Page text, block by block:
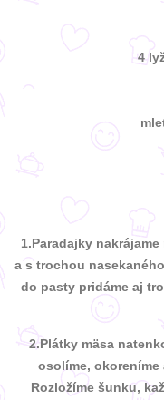
4
1.Paradajky
a s trochou
do pasty pridáme aj
2.Plátky mäsa
osolíme,
Rozložíme šunku,